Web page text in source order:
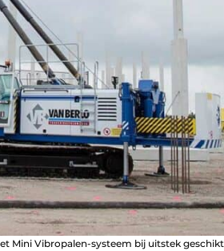
Mini Vibropalen-systeem bij uitstek